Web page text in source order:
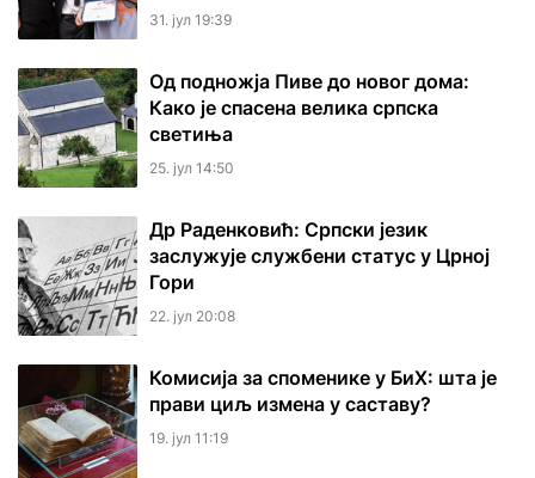
31. јул 19:39
Од подножја Пиве до новог дома:
Како је спасена велика српска
светиња
25. јул 14:50
Др Раденковић: Српски језик
заслужује службени статус у Црној
Гори
22. јул 20:08
Комисија за споменике у БиХ: шта је
прави циљ измена у саставу?
19. јул 11:19